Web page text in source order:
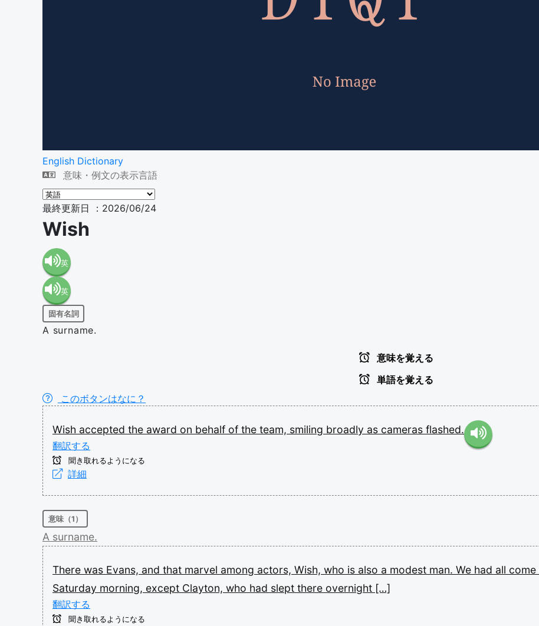
English Dictionary
意味・例文の表示言語
最終更新日 ：2026/06/24
Wish
英
語（米
国）
英
語（イ
固有名詞
A surname.
意味を覚える
単語を覚える
このボタンはなに？
Wish accepted the award on behalf of the team, smiling broadly as cameras flashed.
翻訳する
聞き取れるようになる
詳細
意味（1）
A surname.
There was Evans, and that marvel among actors, Wish, who is also a modest man. We had all come
Saturday morning, except Clayton, who had slept there overnight […]
翻訳する
聞き取れるようになる